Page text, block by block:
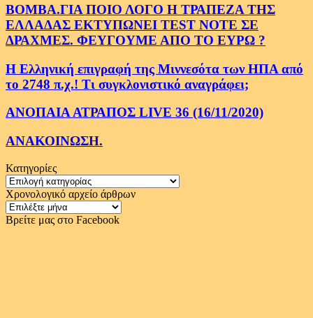
ΒΟΜΒΑ.ΓΙΑ ΠΟΙΟ ΛΟΓΟ Η ΤΡΑΠΕΖΑ ΤΗΣ
ΕΛΛΑΔΑΣ ΕΚΤΥΠΩΝΕΙ TEST NOTE ΣΕ
ΔΡΑΧΜΕΣ. ΦΕΥΓΟΥΜΕ ΑΠΟ ΤΟ ΕΥΡΩ ?
Η Ελληνική επιγραφή της Μιννεσότα των ΗΠΑ από
το 2748 π.χ.! Τι συγκλονιστικό αναγράφει;
ΑΝΟΠΑΙΑ ΑΤΡΑΠΟΣ LIVE 36 (16/11/2020)
ΑΝΑΚΟΙΝΩΣΗ.
Κατηγορίες
Κατηγορίες
Χρονολογικό αρχείο άρθρων
Χρονολογικό
αρχείο
Βρείτε μας στο Facebook